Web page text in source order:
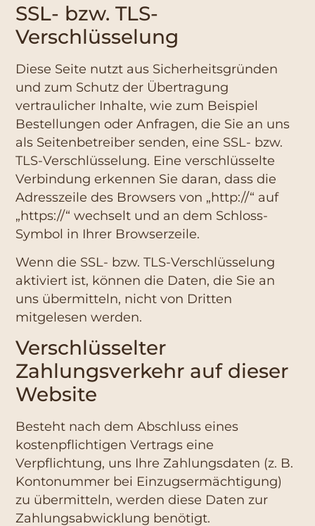
SSL- bzw. TLS-
Verschlüsselung
Diese Seite nutzt aus Sicherheitsgründen
und zum Schutz der Übertragung
vertraulicher Inhalte, wie zum Beispiel
Bestellungen oder Anfragen, die Sie an uns
als Seitenbetreiber senden, eine SSL- bzw.
TLS-Verschlüsselung. Eine verschlüsselte
Verbindung erkennen Sie daran, dass die
Adresszeile des Browsers von „http://“ auf
„https://“ wechselt und an dem Schloss-
Symbol in Ihrer Browserzeile.
Wenn die SSL- bzw. TLS-Verschlüsselung
aktiviert ist, können die Daten, die Sie an
uns übermitteln, nicht von Dritten
mitgelesen werden.
Verschlüsselter
Zahlungsverkehr auf dieser
Website
Besteht nach dem Abschluss eines
kostenpflichtigen Vertrags eine
Verpflichtung, uns Ihre Zahlungsdaten (z. B.
Kontonummer bei Einzugsermächtigung)
zu übermitteln, werden diese Daten zur
Zahlungsabwicklung benötigt.